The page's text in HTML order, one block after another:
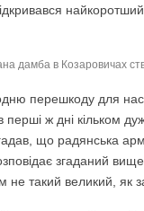
дамба в Козаровичах
перешкоду для
ж дні кільком
що радянська
згаданий вище
не такий великий, як